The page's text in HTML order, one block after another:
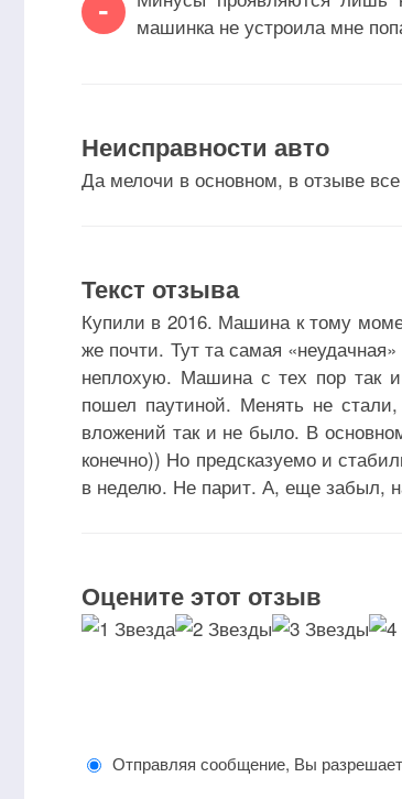
-
машинка не устроила мне
Неисправности авто
Да мелочи в основном, в отзыве
Текст отзыва
Купили в 2016. Машина к тому
же почти. Тут та самая
неплохую. Машина с тех пор так
пошел паутиной. Менять не
вложений так и не было. В
конечно)) Но предсказуемо и
в неделю. Не парит. А, еще забыл,
Оцените этот отзыв
Отправляя сообщение, Вы